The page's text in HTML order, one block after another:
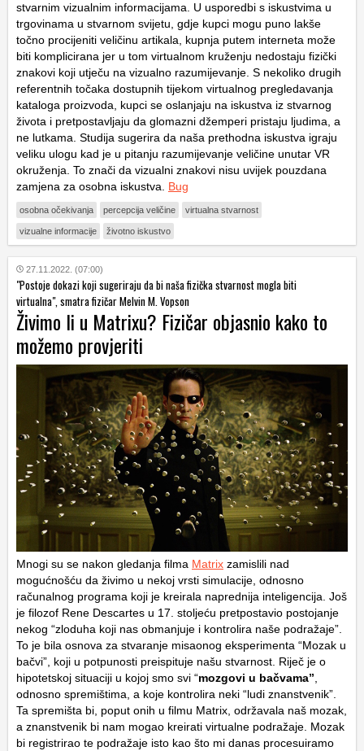
stvarnim vizualnim informacijama. U usporedbi s iskustvima u
trgovinama u stvarnom svijetu, gdje kupci mogu puno lakše
točno procijeniti veličinu artikala, kupnja putem interneta može
biti komplicirana jer u tom virtualnom kruženju nedostaju fizički
znakovi koji utječu na vizualno razumijevanje. S nekoliko drugih
referentnih točaka dostupnih tijekom virtualnog pregledavanja
kataloga proizvoda, kupci se oslanjaju na iskustva iz stvarnog
života i pretpostavljaju da glomazni džemperi pristaju ljudima, a
ne lutkama. Studija sugerira da naša prethodna iskustva igraju
veliku ulogu kad je u pitanju razumijevanje veličine unutar VR
okruženja. To znači da vizualni znakovi nisu uvijek pouzdana
zamjena za osobna iskustva. Bug
osobna očekivanja percepcija veličine virtualna stvarnost
vizualne informacije životno iskustvo
27.11.2022. (07:00)
"Postoje dokazi koji sugeriraju da bi naša fizička stvarnost mogla biti
virtualna", smatra fizičar Melvin M. Vopson
Živimo li u Matrixu? Fizičar objasnio kako to
možemo provjeriti
Mnogi su se nakon gledanja filma Matrix zamislili nad
mogućnošću da živimo u nekoj vrsti simulacije, odnosno
računalnog programa koji je kreirala naprednija inteligencija. Još
je filozof Rene Descartes u 17. stoljeću pretpostavio postojanje
nekog “zloduha koji nas obmanjuje i kontrolira naše podražaje”.
To je bila osnova za stvaranje misaonog eksperimenta “Mozak u
bačvi”, koji u potpunosti preispituje našu stvarnost. Riječ je o
hipotetskoj situaciji u kojoj smo svi “mozgovi u bačvama”
odnosno spremištima, a koje kontrolira neki “ludi znanstvenik”.
Ta spremišta bi, poput onih u filmu Matrix, održavala naš mozak,
a znanstvenik bi nam mogao kreirati virtualne podražaje. Mozak
bi registrirao te podražaje isto kao što mi danas procesuiramo